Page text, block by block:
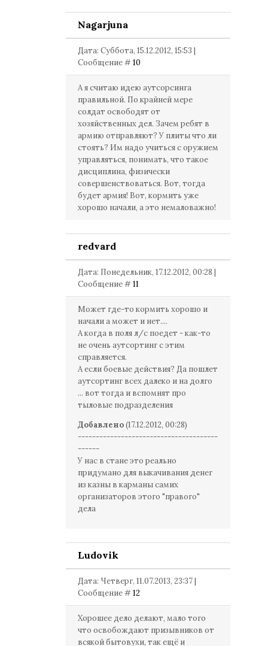
Nagarjuna
Дата: Суббота, 15.12.2012, 15:53 |
Сообщение #10
А я считаю идею аутсорсинга
правильной. По крайней мере
солдат освободят от
хозяйственных дел. Зачем ребят в
армию отправляют? У плиты что ли
стоять? Им надо учиться с оружием
управляться, понимать, что такое
дисциплина, физически
совершенствоваться. Вот, тогда
будет армия! Вот, кормить уже
хорошо начали, а это немаловажно!
redvard
Дата: Понедельник, 17.12.2012, 00:28 |
Сообщение #11
Может где-то кормить хорошо и
начали а может и нет....
А когда в поля л/с поедет - как-то
не очень аутсортинг с этим
справляется.
А если боевые действия? Да пошлет
аутсортинг всех далеко и на долго
... вот тогда и вспомнят про
тыловые подразделения
Добавлено(17.12.2012, 00:28)
---------------------------------------
------
У нас в стане это реально
придумано для выкачивания денег
из казны в карманы самих
организаторов этого "правого"
дела
Ludovik
Дата: Четверг, 11.07.2013, 23:37 |
Сообщение #12
Хорошее дело делают, мало того
что освобождают призывников от
всякой бытовухи, так ещё и